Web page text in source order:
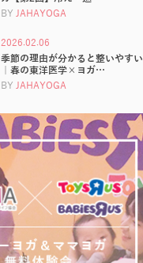
BY JAHAYOGA
2026.02.06
季節の理由が分かると整いやすい
｜春の東洋医学×ヨガ…
BY JAHAYOGA